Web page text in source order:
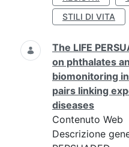
STILI DI VITA
The LIFE
on phthalates
biomonitoring
pairs linking
diseases
Contenuto Web
Descrizione